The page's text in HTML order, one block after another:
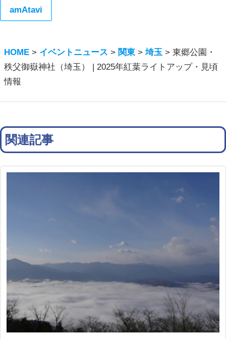
amAtavi
HOME > イベントニュース > 関東 >埼玉 >東郷公園・
秩父御嶽神社（埼玉） | 2025年紅葉ライトアップ・見頃
情報
関連記事